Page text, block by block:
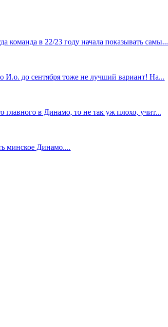
в 22/23 году начала показывать самы...
до сентября тоже не лучший вариант! На...
в Динамо, то не так уж плохо, учит...
минское Динамо....